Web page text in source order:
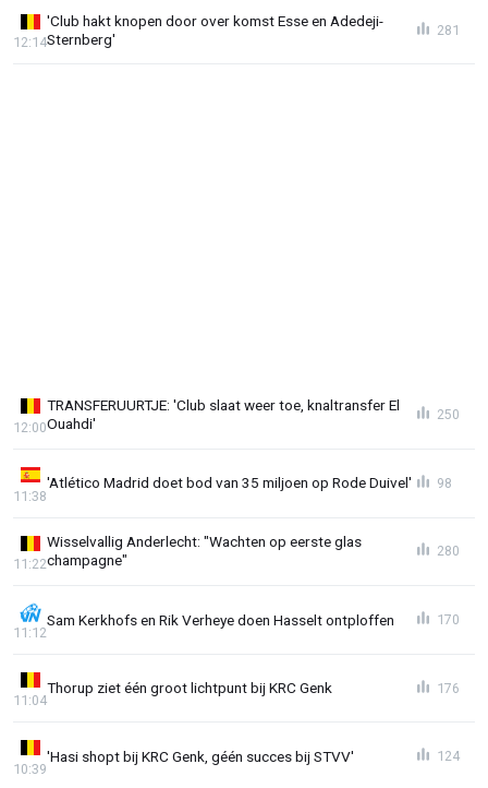
'Club hakt knopen door over komst Esse en Adedeji-
Sternberg'
12:14
281
TRANSFERUURTJE: 'Club slaat weer toe, knaltransfer El
Ouahdi'
12:00
250
'Atlético Madrid doet bod van 35 miljoen op Rode Duivel'
11:38
98
Wisselvallig Anderlecht: "Wachten op eerste glas
champagne"
11:22
280
Sam Kerkhofs en Rik Verheye doen Hasselt ontploffen
11:12
170
Thorup ziet één groot lichtpunt bij KRC Genk
11:04
176
'Hasi shopt bij KRC Genk, géén succes bij STVV'
10:39
124